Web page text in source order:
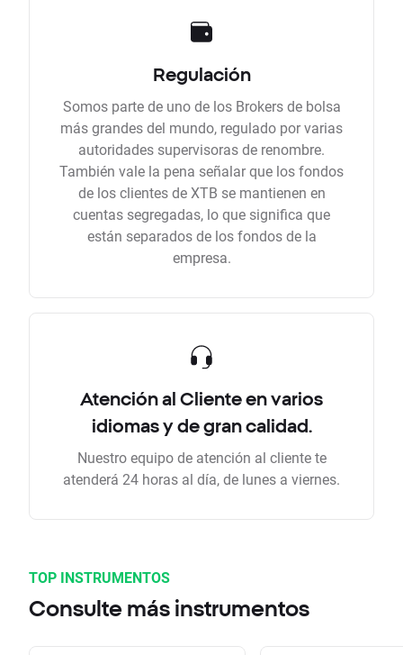
Regulación
Somos parte de uno de los Brokers de bolsa
más grandes del mundo, regulado por varias
autoridades supervisoras de renombre.
También vale la pena señalar que los fondos
de los clientes de XTB se mantienen en
cuentas segregadas, lo que significa que
están separados de los fondos de la
empresa.
Atención al Cliente en varios
idiomas y de gran calidad.
Nuestro equipo de atención al cliente te
atenderá 24 horas al día, de lunes a viernes.
TOP INSTRUMENTOS
Consulte más instrumentos